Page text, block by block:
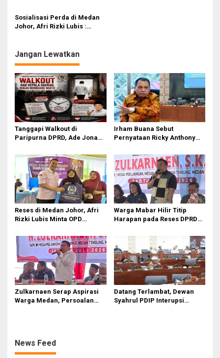
Influenza A
Sosialisasi Perda di Medan
Johor, Afri Rizki Lubis :
Jangan Lewatkan
Tanggapi Walkout di
Paripurna DPRD, Ade Jona
Sebagai Kepala Daerah
Irham Buana Sebut
Pernyataan Ricky Anthony
Muka Sendiri’ soal Polemik
Paripurna DPRD Sumut
Reses di Medan Johor, Afri
Rizki Lubis Minta OPD
Keluhan Warga
Warga Mabar Hilir Titip
Harapan pada Reses DPRD
Kunjung Surut hingga
Layanan IKD
Zulkarnaen Serap Aspirasi
Warga Medan, Persoalan
Datang Terlambat, Dewan
Syahrul PDIP Interupsi
News Feed